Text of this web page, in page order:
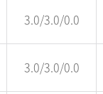
3.0/3.0/0.0
3.0/3.0/0.0